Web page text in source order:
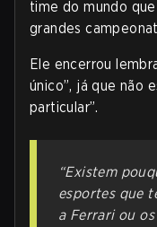
time do mundo
grandes
Ele encerrou
único”, já que não
particular”.
“Existem
esportes que
a Ferrari ou